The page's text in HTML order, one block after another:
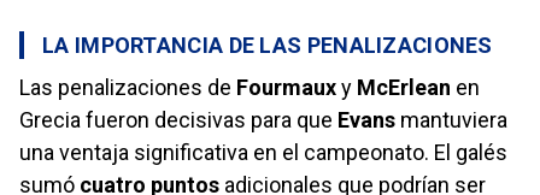
LA IMPORTANCIA DE LAS PENALIZACIONES
Las penalizaciones de Fourmauxy McErlean en
Grecia fueron decisivas para que Evans mantuviera
una ventaja significativa en el campeonato. El galés
sumó cuatro puntos adicionales que podrían ser